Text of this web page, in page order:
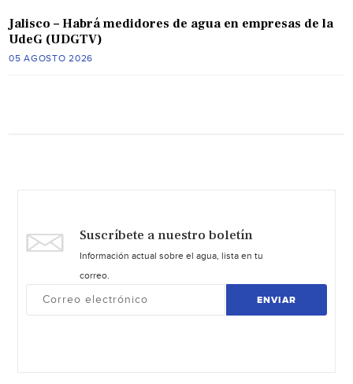
Jalisco – Habrá medidores de agua en empresas de la
UdeG (UDGTV)
05 AGOSTO 2026
Suscríbete a nuestro boletín
Información actual sobre el agua, lista en tu
correo.
ENVIAR